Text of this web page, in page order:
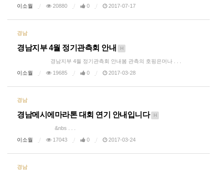
이소월
20880 0 2017-07-17
경남
경남지부 4월 정기관측회 안내 H
경남지부 4월 정기관측회 안내봄 관측의 호핑은머나 . . .
이소월
19685 0 2017-03-28
경남
경남메시에마라톤 대회 연기 안내입니다 H
&nbs . . .
이소월
17043 0 2017-03-24
경남